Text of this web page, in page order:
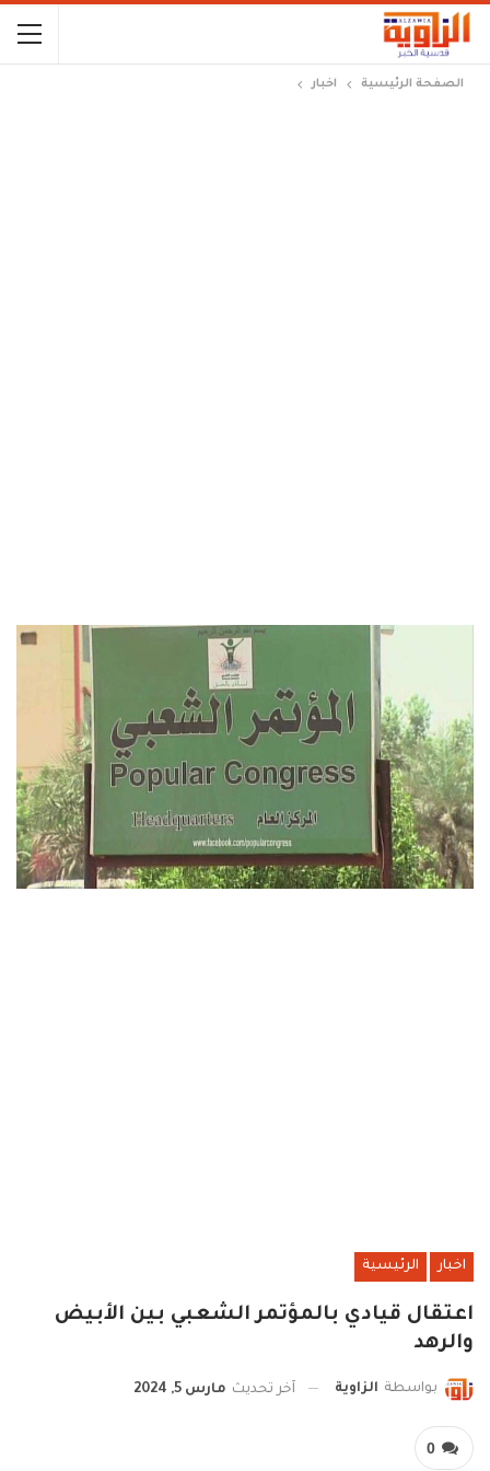
الصفحة الرئيسية اخبار
اخبار الرئيسية
اعتقال قيادي بالمؤتمر الشعبي بين الأبيض
والرهد
بواسطة الزاوية آخر تحديث مارس 5, 2024
0